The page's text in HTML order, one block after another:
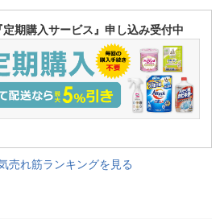
期購入サービス』申し込み受付中
売れ筋ランキングを見る